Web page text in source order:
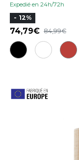
Expedié en 24h/72h
- 12%
74,79 84,99